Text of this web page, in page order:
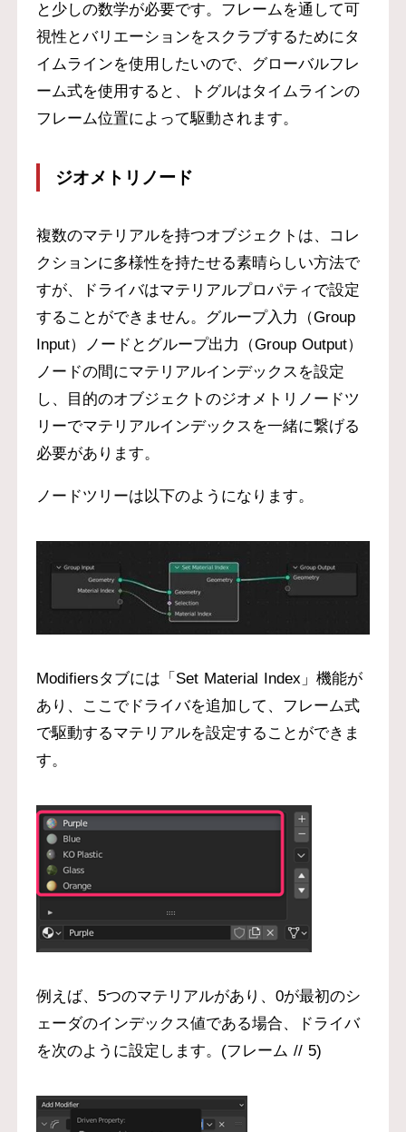
と少しの数学が必要です。フレームを通して可
視性とバリエーションをスクラブするためにタ
イムラインを使用したいので、グローバルフレ
ーム式を使用すると、トグルはタイムラインの
フレーム位置によって駆動されます。
ジオメトリノード
複数のマテリアルを持つオブジェクトは、コレ
クションに多様性を持たせる素晴らしい方法で
すが、ドライバはマテリアルプロパティで設定
することができません。グループ入力（Group
Input）ノードとグループ出力（Group Output）
ノードの間にマテリアルインデックスを設定
し、目的のオブジェクトのジオメトリノードツ
リーでマテリアルインデックスを一緒に繋げる
必要があります。
ノードツリーは以下のようになります。
Modifiersタブには「Set Material Index」機能が
あり、ここでドライバを追加して、フレーム式
で駆動するマテリアルを設定することができま
す。
例えば、5つのマテリアルがあり、0が最初のシ
ェーダのインデックス値である場合、ドライバ
を次のように設定します。(フレーム // 5)